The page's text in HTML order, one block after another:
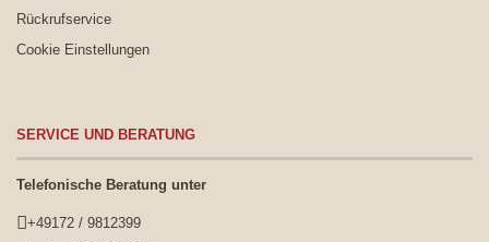
Rückrufservice
Cookie Einstellungen
SERVICE UND BERATUNG
Telefonische Beratung unter
+49172 / 9812399